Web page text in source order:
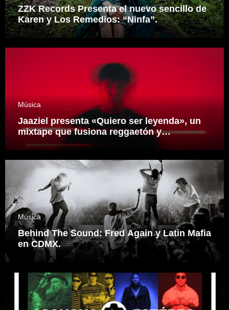
ZZK Records Presenta el nuevo sencillo de
Karen y Los Remedios: “Ninfa”.
Música
Jaaziel presenta «Quiero ser leyenda», un
mixtape que fusiona reggaetón y
electrónica desde una visión propia
inspirado en el sonidero Mexicano.
Música
Behind The Sound: Fred Again y Latin Mafia
en CDMX.